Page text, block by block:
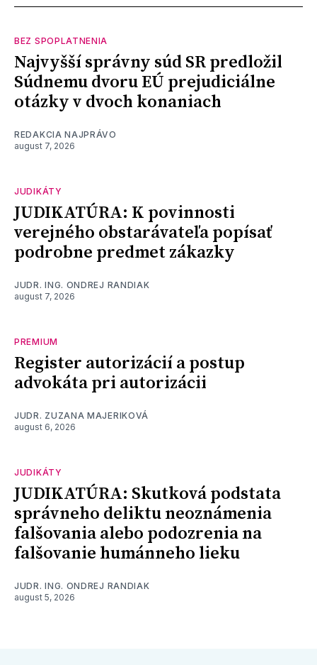
BEZ SPOPLATNENIA
Najvyšší správny súd SR predložil
Súdnemu dvoru EÚ prejudiciálne
otázky v dvoch konaniach
REDAKCIA NAJPRÁVO
august 7, 2026
JUDIKÁTY
JUDIKATÚRA: K povinnosti
verejného obstarávateľa popísať
podrobne predmet zákazky
JUDR. ING. ONDREJ RANDIAK
august 7, 2026
PREMIUM
Register autorizácií a postup
advokáta pri autorizácii
JUDR. ZUZANA MAJERIKOVÁ
august 6, 2026
JUDIKÁTY
JUDIKATÚRA: Skutková podstata
správneho deliktu neoznámenia
falšovania alebo podozrenia na
falšovanie humánneho lieku
JUDR. ING. ONDREJ RANDIAK
august 5, 2026